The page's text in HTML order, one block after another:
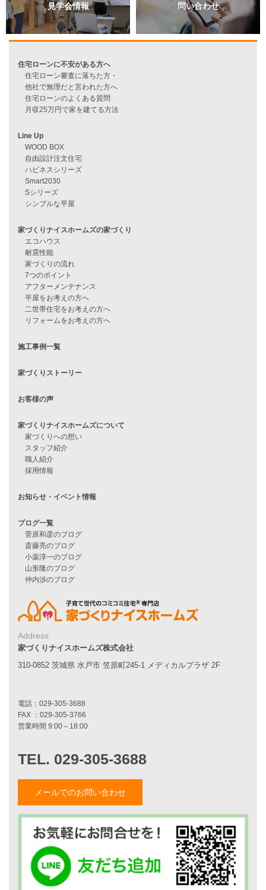
過去のブログ（月別）
見学会情報
住宅ローン審査に落ちた方・
住宅ローンのよくある質問
月収25万円で家を建てる方法
Line Up
自由設計注文住宅
Sシリーズ
シンプルな平屋
家づくりナイスホームズの家づくり
エコハウス
家づくりの流れ
7つのポイント
アフターメンテナンス
平屋をお考えの方へ
二世帯住宅をお考えの方へ
施工事例一覧
家づくりストーリー
お客様の声
家づくりナイスホームズについて
スタッフ紹介
職人紹介
採用情報
お知らせ・イベント情報
Address:
家づくりナイスホームズ株式会社
310-0852 茨城県 水戸市 笠原町245-1 メディカルプラザ 2F
メールでのお問い合わせ